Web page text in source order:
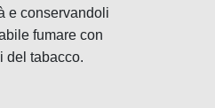
e conservandoli
fumare con
del tabacco.